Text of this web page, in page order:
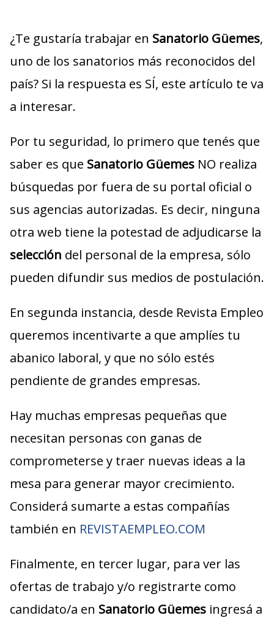
¿Te gustaría trabajar en Sanatorio Güemes,
uno de los sanatorios más reconocidos del
país? Si la respuesta es SÍ, este artículo te va
a interesar.
Por tu seguridad, lo primero que tenés que
saber es que Sanatorio Güemes NO realiza
búsquedas por fuera de su portal oficial o
sus agencias autorizadas. Es decir, ninguna
otra web tiene la potestad de adjudicarse la
selección del personal de la empresa, sólo
pueden difundir sus medios de postulación.
En segunda instancia, desde Revista Empleo
queremos incentivarte a que amplíes tu
abanico laboral, y que no sólo estés
pendiente de grandes empresas.
Hay muchas empresas pequeñas que
necesitan personas con ganas de
comprometerse y traer nuevas ideas a la
mesa para generar mayor crecimiento.
Considerá sumarte a estas compañías
también en REVISTAEMPLEO.COM
Finalmente, en tercer lugar, para ver las
ofertas de trabajo y/o registrarte como
candidato/a en Sanatorio Güemes ingresá a